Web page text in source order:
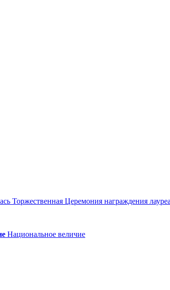
Торжественная Церемония награждения
Национальное величие